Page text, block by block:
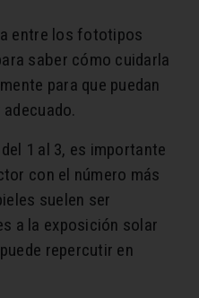
entre los fototipos
saber cómo cuidarla
para que puedan
1 al 3, es importante
con el número más
suelen ser
a la exposición solar
repercutir en